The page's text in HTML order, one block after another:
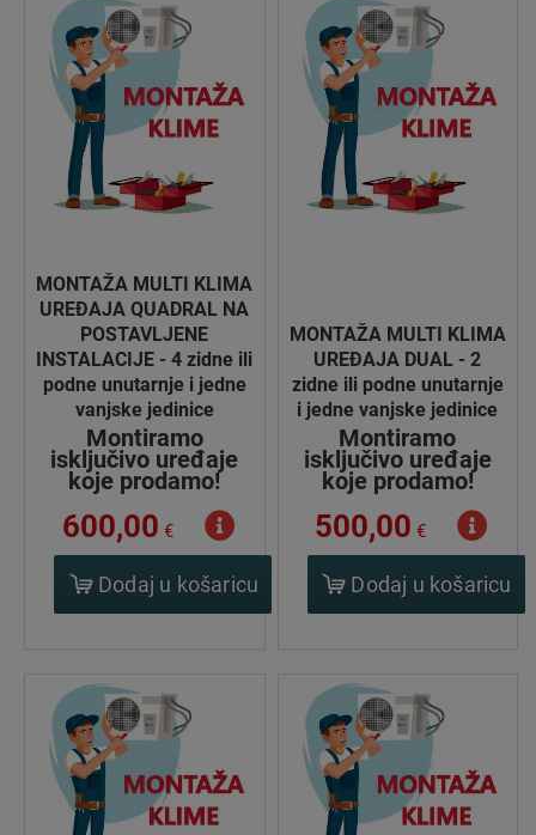
MONTAŽA MULTI KLIMA
UREĐAJA QUADRAL NA
POSTAVLJENE
INSTALACIJE - 4 zidne ili
podne unutarnje i jedne
vanjske jedinice
Montiramo
isključivo uređaje
koje prodamo!
600,00 €
Dodaj u košaricu
MONTAŽA MULTI KLIMA
UREĐAJA DUAL - 2
zidne ili podne unutarnje
i jedne vanjske jedinice
Montiramo
isključivo uređaje
koje prodamo!
500,00 €
Dodaj u košaricu